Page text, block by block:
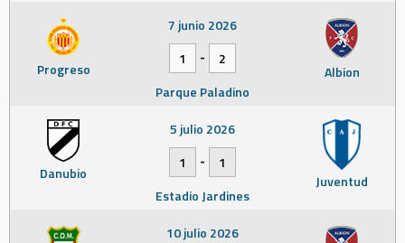
Progreso Albion
7 junio 2026
1
-
2
Parque Paladino
Danubio Juventud
5 julio 2026
1
-
1
Estadio Jardines
10 julio 2026